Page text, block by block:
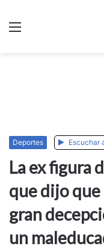
Deportes Escuchar
La ex figura
que dijo que
gran
un